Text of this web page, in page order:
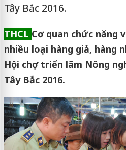
Tây Bắc 2016.
THCL Cơ quan chức năng
nhiều loại hàng giả, hàng
Hội chợ triển lãm Nông
Tây Bắc 2016.